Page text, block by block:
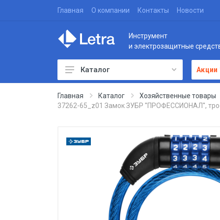
Главная О компании Контакты Новости
Инструмент
и электрозащитные
Каталог Акции
Главная Каталог
Хозяйственные товары
37262-65_z01 Замок ЗУБР ''ПРОФЕССИОНАЛ'',